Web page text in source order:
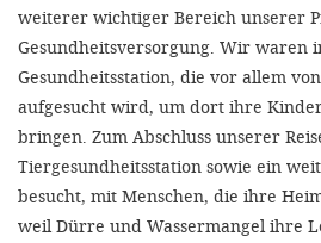
weiterer wichtiger Bereich unserer
Gesundheitsversorgung. Wir waren
Gesundheitsstation, die vor allem
aufgesucht wird, um dort ihre
bringen. Zum Abschluss unserer
Tiergesundheitsstation sowie ein
besucht, mit Menschen, die ihre
weil Dürre und Wassermangel ihre